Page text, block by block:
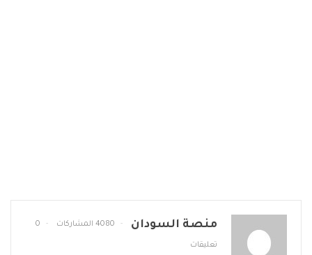
منصة السودان 4080 المشاركات 0
تعليقات